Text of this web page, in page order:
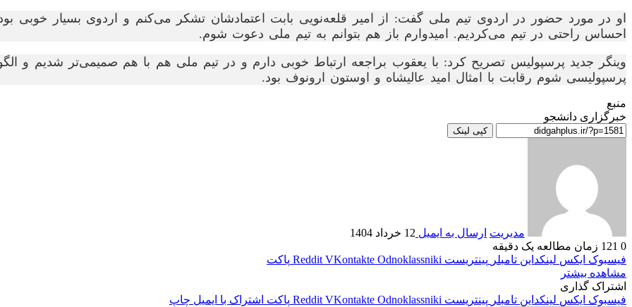
او در مورد حضور در اردوی تیم ملی گفت: از امیر قلعه‌نویی بابت اعتمادشان تشکر می‌کنم و اردوی بسیار خوبی
احساس راحتی در تیم می‌کردیم. امیدوارم باز هم بتوانم به تیم ملی دعوت شوم.
وینگر جدید پرسپولیس تصریح کرد: با یعقوب براجعه ارتباط خوبی دارم و در تیم ملی هم با هم صمیمی‌تر شدیم
پرسپولیسی شوم رقابت با امثال امید عالیشاه و اوستون ارونوف بود.
منبع
خبرگزاری دانشجو
کپی لینک
مدیریت ارسال به ایمیل 12 خرداد 1404
0
زمان مطالعه یک دقیقه
فیسبوک ایکس لینکداین تامبلر پینتریست Reddit VKontakte Odnoklassniki
پاکت
مشاهده بیشتر
اشتراک گذاری
فیسبوک ایکس لینکداین تامبلر پینتریست Reddit VKontakte Odnoklassniki پاکت اشتراک با ایمیل چاپ